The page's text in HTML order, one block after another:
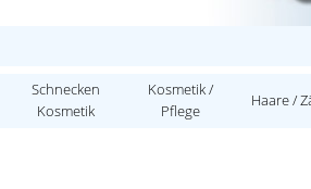
Schnecken
Kosmetik
Kosmetik /
Pflege
Haare /